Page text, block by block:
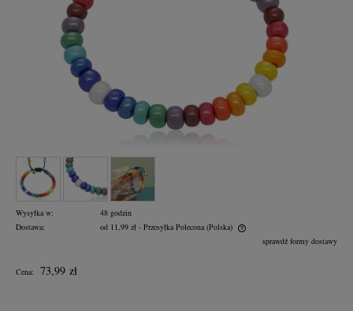
Wysyłka w:
48 godzin
Dostawa:
od 11,99 zł - Przesyłka Polecona (Polska)
sprawdź formy dostawy
Cena: 73,99 zł